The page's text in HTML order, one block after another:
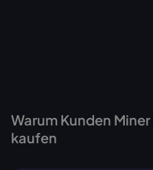
Warum Kunden
kaufen